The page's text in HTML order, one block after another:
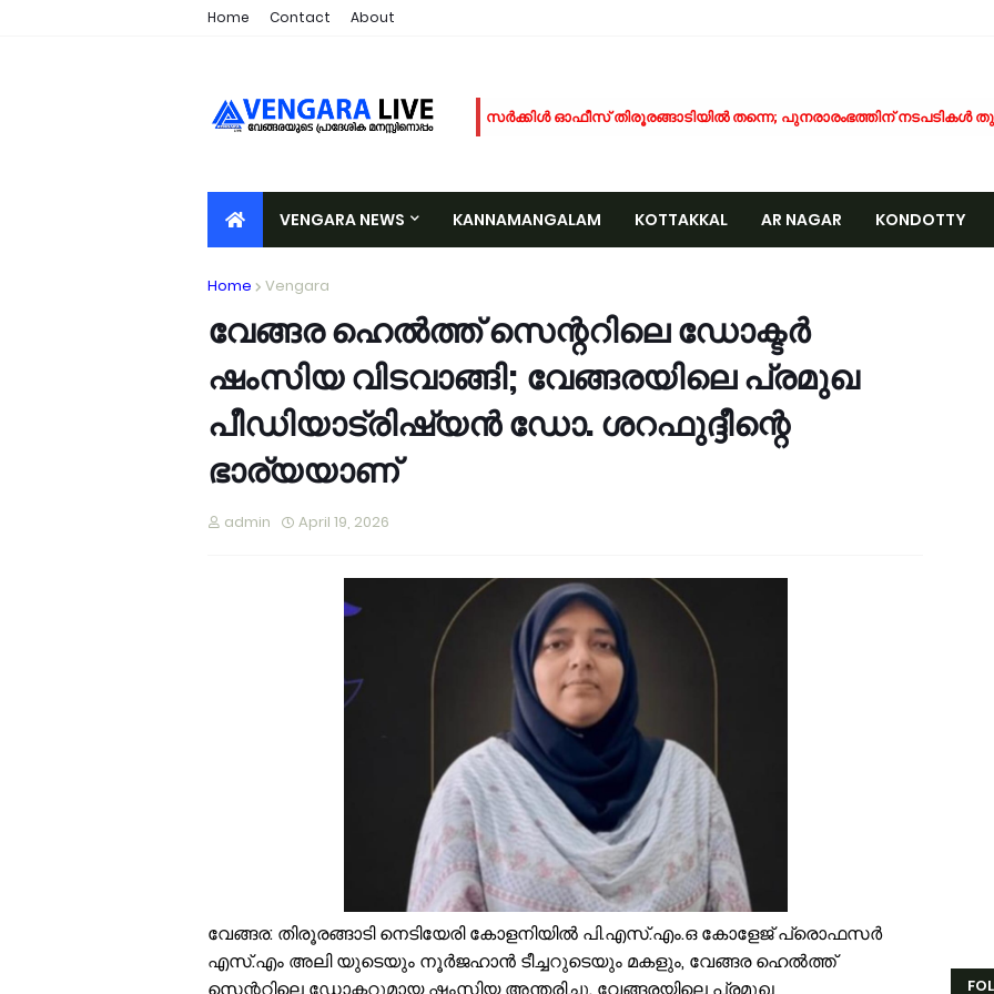
Home Contact About
സര്‍ക്കിള്‍ ഓഫീസ് തിരൂരങ്ങാടിയില്‍ തന്നെ; പുനരാരംഭത്തിന് നടപടികള്‍
പ്രമുഖ സമസ്ത - കെഎംസിസി നേതാവ് പുള്ളാട്ട് അബ്ദുള്ള മൗലവി (പി.എ.
വേങ്ങര മണ്ഡലം പ്രവാസി ലീഗ് അംഗത്വ പ്രചാരണത്തിന് തുടക്കമായി
കരിപ്പൂർ വിമാന ദുരന്തത്തിന് ഇന്ന് 6 വയസ്സ്; വലിയ വിമാനങ്ങളുടെ
ജോലിസ്ഥലത്ത് വെള്ളപ്പൊക്കം; അസമിൽ മരിച്ച തിരൂരങ്ങാടി
പായലും ചെളിയും മൂടി റോഡുകൾ; പ്രളയാനന്തര ജാഗ്രതയിൽ വേങ്ങര
ക്ഷേമ പെൻഷൻ ഇനി വീടുകളിലെത്തില്ല; സഹകരണ സംഘങ്ങളെ ഒഴിവാക്കി
പാണക്കാട് എടയപ്പാലം മണ്ണിടിച്ചിൽ രക്ഷാപ്രവർത്തനം: മികച്ച
വിവരാവകാശ നിയമപ്രകാരം വിവരം സൗജന്യമായി നൽകണം;
അതിശക്തമായ മഴ തുടരും; എട്ട് ജില്ലകളിൽ റെഡ് അലർട്ട്
മൊബൈല്‍ ഉപയോക്താക്കള്‍ക്ക് തിരിച്ചടി; നിരക്കുകള്‍ വീണ്ടും കുത്തനെ
രക്ഷാപ്രവർത്തനത്തിനിടെ കാര്യങ്കോട്
പ്രളയക്കെടുതി പ്രതിരോധം: വേങ്ങര പഞ്ചായപ്പിൽ സന്നദ്ധ
വേങ്ങര ജി.വി.എച്ച്.എസ്.എസിന് സമീപം റോഡരികിലെ പഴയ വാഹനങ്ങൾ
ഓണം അടുത്തെത്തി; ഏത്തപ്പഴത്തിന് പൊള്ളുന്ന വില നാൽപതിൽനിന്ന് 65-
ഓണാഘോഷ ദിവസവും എട്ടാം ക്ലാസുകാർക്ക് പരീക്ഷ; ടൈംടേബിൾ
VENGARA NEWS KANNAMANGALAM KOTTAKKAL AR NAGAR KONDOTTY
VALIYORA
Home Vengara
വേങ്ങര ഹെൽത്ത് സെന്ററിലെ ഡോക്ടർ
ഷംസിയ വിടവാങ്ങി; വേങ്ങരയിലെ പ്രമുഖ
പീഡിയാട്രിഷ്യൻ ഡോ. ശറഫുദ്ദീന്റെ
ഭാര്യയാണ്
admin April 19, 2026
വേങ്ങര: തിരൂരങ്ങാടി നെടിയേരി കോളനിയിൽ പി.എസ്.എം.ഒ കോളേജ് പ്രൊഫസർ
എസ്.എം അലി യുടെയും നൂർജഹാൻ ടീച്ചറുടെയും മകളും, വേങ്ങര ഹെൽത്ത്